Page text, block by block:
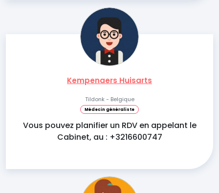
Kempenaers Huisarts
Tildonk - Belgique
Médecin généraliste
Vous pouvez planifier un RDV en appelant le
Cabinet, au : +3216600747